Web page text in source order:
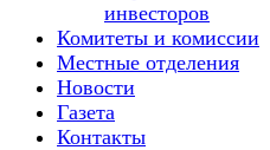
инвесторов
Комитеты и комиссии
Местные отделения
Новости
Газета
Контакты